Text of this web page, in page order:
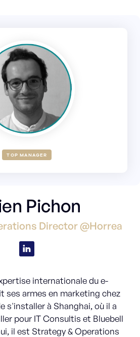
TOP MANAGER
Pichon
Director @Horrea
internationale du e-
ses armes en marketing chez
s'installer à Shanghai, où il a
pour IT Consultis et Bluebell
il est Strategy & Operations